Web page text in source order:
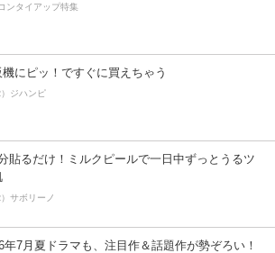
ンタイアップ特集
機にピッ！ですぐに買えちゃう
）ジハンピ
貼るだけ！ミルクピールで一日中ずっとうるツ
）サボリーノ
年7月夏ドラマも、注目作＆話題作が勢ぞろい！